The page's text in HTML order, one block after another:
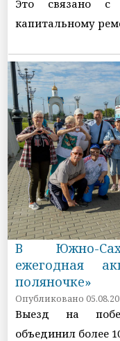
Это связано с
капитальному
В Южно-
ежегодная
поляночке»
Опубликовано
Выезд на
объединил более